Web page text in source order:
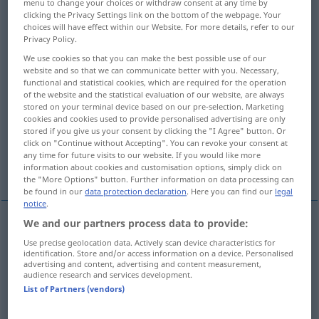
Overview of all translations
(For more details, click/tap on the translation)
Übergang Übergangszeit
Übergang, Modulationsstelle, Überleitung,
Modulation
Ausweichung
Übergangm(from … to …von … zu …intoin AKK)
transition
menu to change your choices or withdraw consent at any time by
clicking the Privacy Settings link on the bottom of the webpage. Your
choices will have effect within our Website. For more details, refer to our
Privacy Policy.
We use cookies so that you can make the best possible use of our
website and so that we can communicate better with you. Necessary,
functional and statistical cookies, which are required for the operation
of the website and the statistical evaluation of our website, are always
stored on your terminal device based on our pre-selection. Marketing
cookies and cookies used to provide personalised advertising are only
stored if you give us your consent by clicking the "I Agree" button. Or
click on "Continue without Accepting". You can revoke your consent at
any time for future visits to our website. If you would like more
information about cookies and customisation options, simply click on
the "More Options" button. Further information on data processing can
be found in ourdata protection declaration. Here you can find our legal
notice.
We and our partners process data to provide:
Use precise geolocation data. Actively scan device characteristics for
identification. Store and/or access information on a device. Personalised
advertising and content, advertising and content measurement,
audience research and services development.
List of Partners (vendors)